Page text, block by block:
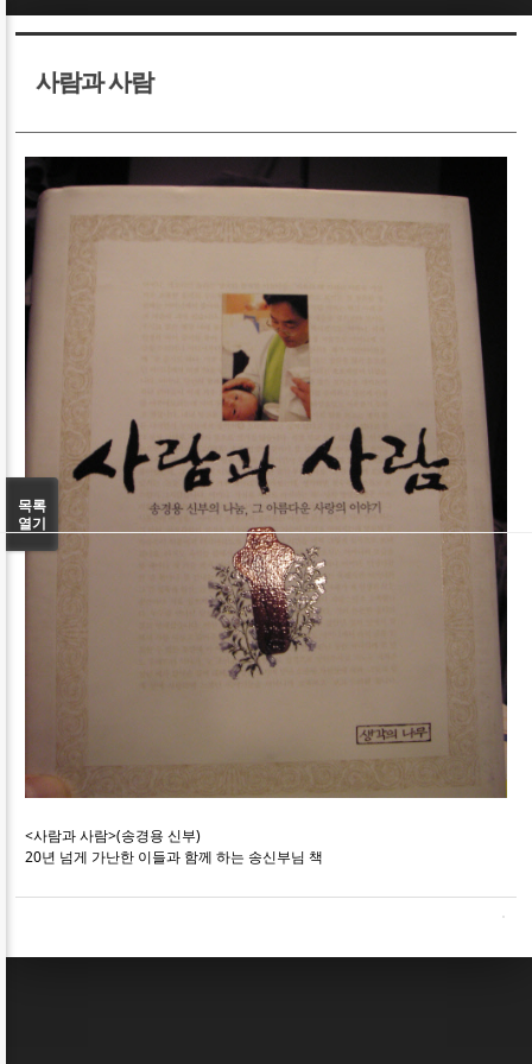
사람과 사람
<사람과 사람>(송경용 신부)
20년 넘게 가난한 이들과 함께 하는 송신부님 책
목록
열기
Sketchbook5, 스케치북5
Sketchbook5, 스케치북5
Sketchbook5, 스케치북5
Sketchbook5, 스케치북5